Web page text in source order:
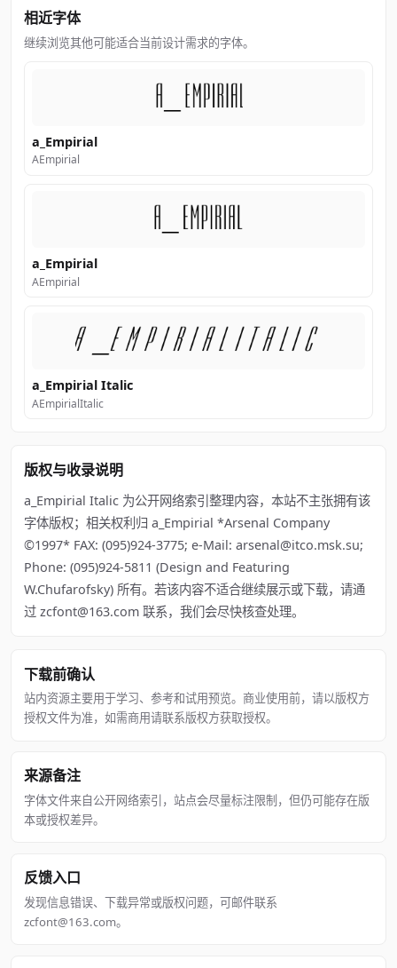
相近字体
继续浏览其他可能适合当前设计需求的字体。
a_Empirial
AEmpirial
a_Empirial
AEmpirial
a_Empirial Italic
AEmpirialItalic
版权与收录说明
a_Empirial Italic 为公开网络索引整理内容，本站不主张拥有该
字体版权；相关权利归 a_Empirial *Arsenal Company
©1997* FAX: (095)924-3775; e-Mail: arsenal@itco.msk.su;
Phone: (095)924-5811 (Design and Featuring
W.Chufarofsky) 所有。若该内容不适合继续展示或下载，请通
过 zcfont@163.com 联系，我们会尽快核查处理。
下载前确认
站内资源主要用于学习、参考和试用预览。商业使用前，请以版权方
授权文件为准，如需商用请联系版权方获取授权。
来源备注
字体文件来自公开网络索引，站点会尽量标注限制，但仍可能存在版
本或授权差异。
反馈入口
发现信息错误、下载异常或版权问题，可邮件联系
zcfont@163.com。